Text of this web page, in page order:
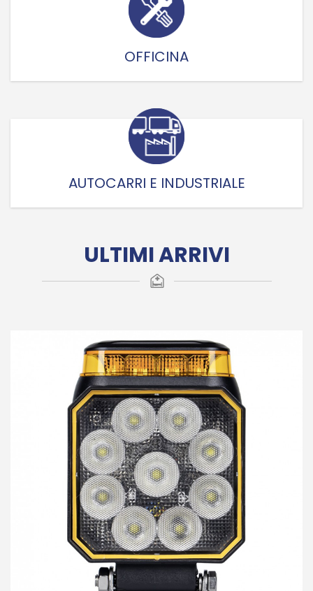
OFFICINA
AUTOCARRI E INDUSTRIALE
ULTIMI ARRIVI